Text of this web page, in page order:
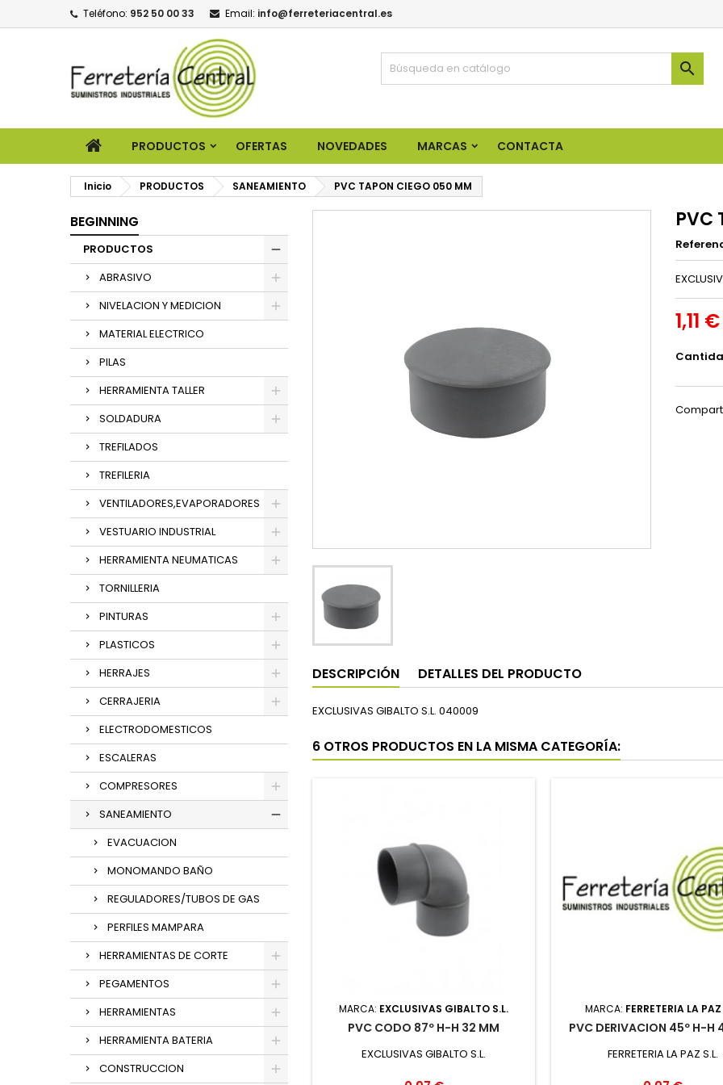
Teléfono: 952 50 00 33 Email: info@ferreteriacentral.es

PRODUCTOS OFERTAS NOVEDADES MARCAS CONTACTA
Inicio PRODUCTOS SANEAMIENTO PVC TAPON CIEGO 050 MM
BEGINNING
PRODUCTOS
ABRASIVO
NIVELACION Y MEDICION
MATERIAL ELECTRICO
PILAS
HERRAMIENTA TALLER
SOLDADURA
TREFILADOS
TREFILERIA
VENTILADORES,EVAPORADORES
VESTUARIO INDUSTRIAL
HERRAMIENTA NEUMATICAS
TORNILLERIA
PINTURAS
PLASTICOS
HERRAJES
CERRAJERIA
ELECTRODOMESTICOS
ESCALERAS
COMPRESORES
SANEAMIENTO
EVACUACION
MONOMANDO BAÑO
REGULADORES/TUBOS DE GAS
PERFILES MAMPARA
HERRAMIENTAS DE CORTE
PEGAMENTOS
HERRAMIENTAS
HERRAMIENTA BATERIA
CONSTRUCCION
PVC
1,11 €
DESCRIPCIÓN DETALLES DEL PRODUCTO
EXCLUSIVAS GIBALTO S.L. 040009
6 OTROS PRODUCTOS EN LA MISMA CATEGORÍA:
MARCA: EXCLUSIVAS GIBALTO S.L.
PVC CODO 87º H-H 32 MM
EXCLUSIVAS GIBALTO S.L.
MARCA: FERRETERIA LA
PVC DERIVACION 45º H-H
FERRETERIA LA PAZ S.L.